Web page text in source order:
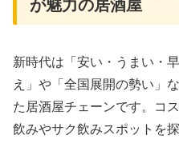
が魅力の居酒屋
新時代は「安い・うまい・
え」や「全国展開の勢い」
た居酒屋チェーンです。コ
飲みやサク飲みスポットを